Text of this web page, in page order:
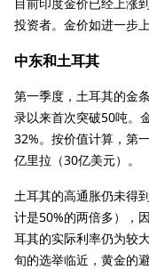
投资者。金价如进一步
中东和土耳其
第一季度，土耳其的金
录以来首次突破50吨。
32%。按价值计算，第
亿里拉（30亿美元）。
土耳其的高通胀仍未得
计是50%的两倍多），
耳其的实际利率仍为较
旬的选举临近，黄金的